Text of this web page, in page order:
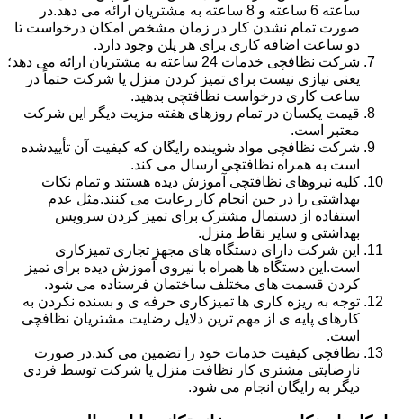
ساعته 6 ساعته و 8 ساعته به مشتریان ارائه می دهد.در
صورت تمام نشدن کار در زمان مشخص امکان درخواست تا
دو ساعت اضافه کاری برای هر پلن وجود دارد.
شرکت نظافچی خدمات 24 ساعته به مشتریان ارائه می دهد؛
یعنی نیازی نیست برای تمیز کردن منزل یا شرکت حتماً در
ساعت کاری درخواست نظافتچی بدهید.
قیمت یکسان در تمام روزهای هفته مزیت دیگر این شرکت
معتبر است.
شرکت نظافچی مواد شوینده رایگان که کیفیت آن تأییدشده
است به همراه نظافتچی ارسال می کند.
کلیه نیروهای نظافتچی آموزش دیده هستند و تمام نکات
بهداشتی را در حین انجام کار رعایت می کنند.مثل عدم
استفاده از دستمال مشترک برای تمیز کردن سرویس
بهداشتی و سایر نقاط منزل.
این شرکت دارای دستگاه های مجهز تجاری تمیزکاری
است.این دستگاه ها همراه با نیروی آموزش دیده برای تمیز
کردن قسمت های مختلف ساختمان فرستاده می شود.
توجه به ریزه کاری ها تمیزکاری حرفه ی و بسنده نکردن به
کارهای پایه ی از مهم ترین دلایل رضایت مشتریان نظافچی
است.
نظافچی کیفیت خدمات خود را تضمین می کند.در صورت
نارضایتی مشتری کار نظافت منزل یا شرکت توسط فردی
دیگر به رایگان انجام می شود.